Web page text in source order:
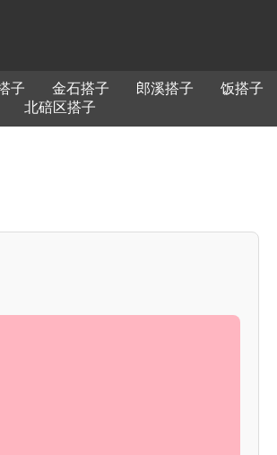
子 金石搭子 郎溪搭子
饭搭子
北碚区搭子